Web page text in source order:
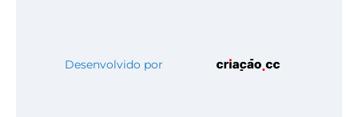
Desenvolvido por